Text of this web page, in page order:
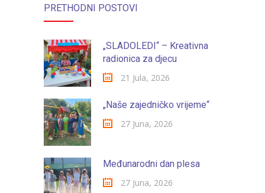
-- Konkursi
-- Edukacije za roditelje
-- Edukacije zaposlenika
Za roditelje
-- Jelovnik za djecu
-- Obavještenja za roditelje
PRETHODNI POSTOVI
„SLADOLEDI“ – Kreativna
radionica za djecu
21 Jula, 2026
„Naše zajedničko vrijeme“
27 Juna, 2026
Međunarodni dan plesa
27 Juna, 2026